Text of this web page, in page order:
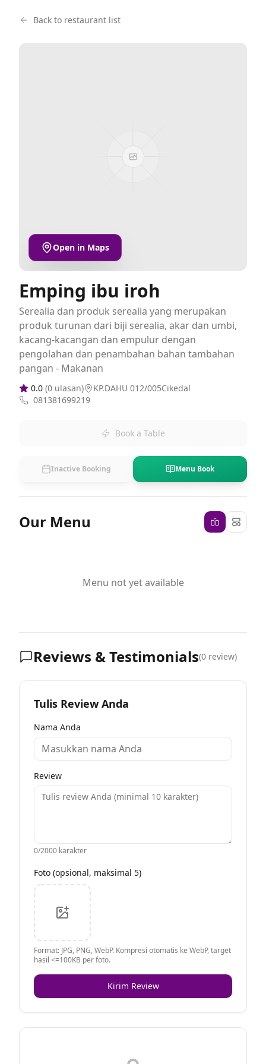
Back to restaurant list
Open in Maps
Emping ibu iroh
Serealia dan produk serealia yang merupakan
produk turunan dari biji serealia, akar dan umbi,
kacang-kacangan dan empulur dengan
pengolahan dan penambahan bahan tambahan
pangan - Makanan
0.0 (0 ulasan)
KP.DAHU 012/005Cikedal
081381699219
Book a Table
Inactive Booking Menu Book
Our Menu
Menu not yet available
Reviews & Testimonials(0 review)
Tulis Review Anda
Nama Anda
Review
0/2000 karakter
Foto (opsional, maksimal 5)
Format: JPG, PNG, WebP. Kompresi otomatis ke WebP, target
hasil <=100KB per foto.
Kirim Review